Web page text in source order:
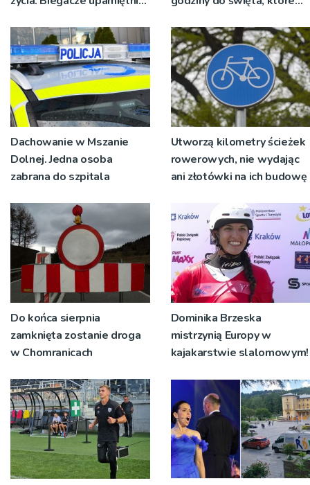
pokoleń
Dachowanie w Mszanie
Dolnej. Jedna osoba
zabrana do szpitala
Utworzą kilometry ścieżek
rowerowych, nie wydając
ani złotówki na ich budowę
Do końca sierpnia
zamknięta zostanie droga
w Chomranicach
Dominika Brzeska
mistrzynią Europy w
kajakarstwie slalomowym!